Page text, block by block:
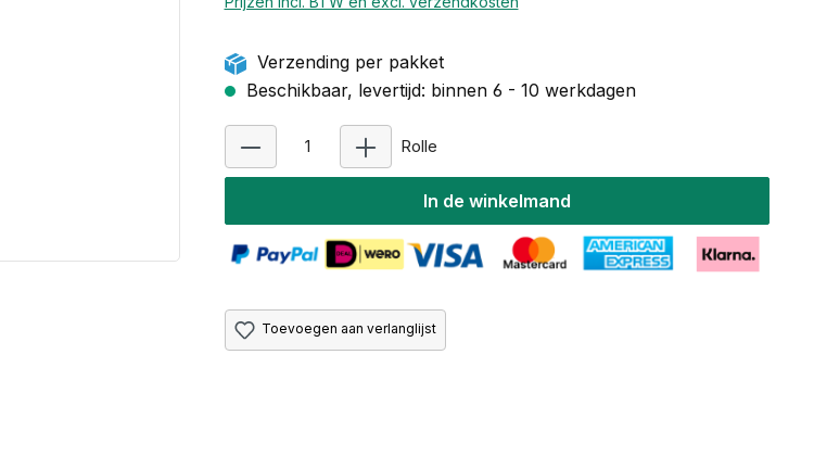
Verzending per pakket
Beschikbaar, levertijd: binnen 6 - 10 werkdagen
Rolle
In de winkelmand
Toevoegen aan verlanglijst